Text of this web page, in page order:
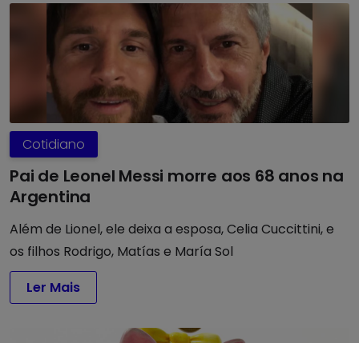
Cotidiano
Pai de Leonel Messi morre aos 68 anos na
Argentina
Além de Lionel, ele deixa a esposa, Celia Cuccittini, e
os filhos Rodrigo, Matías e María Sol
Ler Mais